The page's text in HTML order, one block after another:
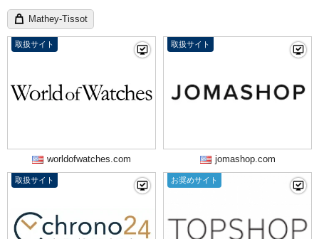
Mathey-Tissot
取扱サイト
worldofwatches.com
取扱サイト
jomashop.com
取扱サイト お奨めサイト